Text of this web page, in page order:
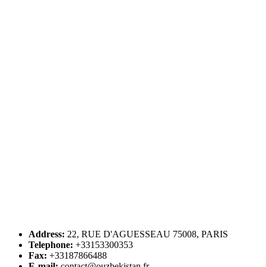
Address: 22, RUE D'AGUESSEAU 75008, PARIS
Telephone: +33153300353
Fax: +33187866488